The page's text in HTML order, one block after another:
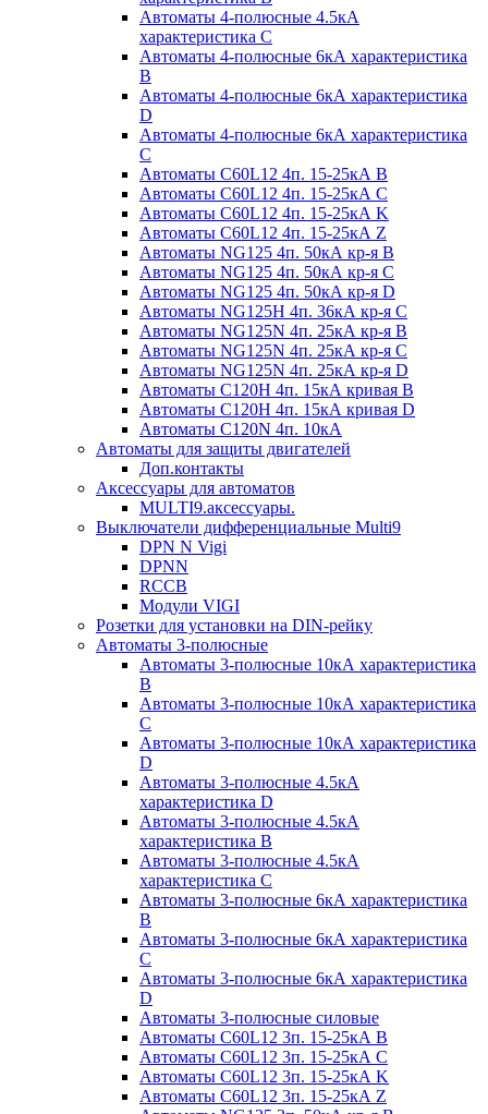
Автоматы 4-полюсные 4.5кА
характеристика С
Автоматы 4-полюсные 6кА характеристика
B
Автоматы 4-полюсные 6кА характеристика
D
Автоматы 4-полюсные 6кА характеристика
С
Автоматы C60L12 4п. 15-25кА B
Автоматы C60L12 4п. 15-25кА C
Автоматы C60L12 4п. 15-25кА K
Автоматы C60L12 4п. 15-25кА Z
Автоматы NG125 4п. 50кА кр-я B
Автоматы NG125 4п. 50кА кр-я C
Автоматы NG125 4п. 50кА кр-я D
Автоматы NG125H 4п. 36кА кр-я C
Автоматы NG125N 4п. 25кА кр-я B
Автоматы NG125N 4п. 25кА кр-я C
Автоматы NG125N 4п. 25кА кр-я D
Автоматы С120H 4п. 15кА кривая B
Автоматы С120H 4п. 15кА кривая D
Автоматы С120N 4п. 10кА
Автоматы для защиты двигателей
Доп.контакты
Аксессуары для автоматов
MULTI9.аксессуары.
Выключатели дифференциальные Multi9
DPN N Vigi
DPNN
RCCB
Модули VIGI
Розетки для установки на DIN-рейку
Автоматы 3-полюсные
Автоматы 3-полюсные 10кА характеристика
B
Автоматы 3-полюсные 10кА характеристика
C
Автоматы 3-полюсные 10кА характеристика
D
Автоматы 3-полюсные 4.5кА
характеристика D
Автоматы 3-полюсные 4.5кА
характеристика В
Автоматы 3-полюсные 4.5кА
характеристика С
Автоматы 3-полюсные 6кА характеристика
B
Автоматы 3-полюсные 6кА характеристика
C
Автоматы 3-полюсные 6кА характеристика
D
Автоматы 3-полюсные силовые
Автоматы C60L12 3п. 15-25кА B
Автоматы C60L12 3п. 15-25кА C
Автоматы C60L12 3п. 15-25кА K
Автоматы C60L12 3п. 15-25кА Z